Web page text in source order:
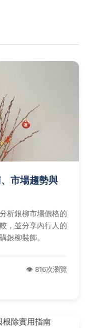
市場趨勢與
析銀柳市場價格的
，並分享內行人的
銀柳裝飾。
👁️ 816次瀏覽